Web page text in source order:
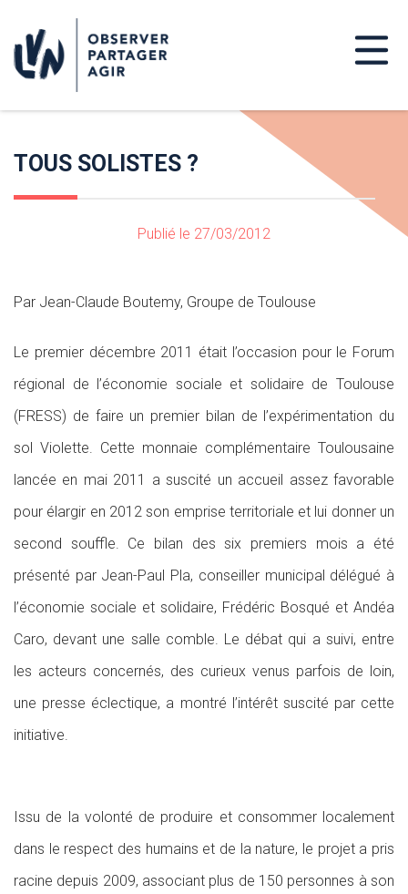
TOUS SOLISTES ?
Publié le 27/03/2012
Par Jean-Claude Boutemy, Groupe de Toulouse
Le premier décembre 2011 était l’occasion pour le Forum
régional de l’économie sociale et solidaire de Toulouse
(FRESS) de faire un premier bilan de l’expérimentation du
sol Violette. Cette monnaie complémentaire Toulousaine
lancée en mai 2011 a suscité un accueil assez favorable
pour élargir en 2012 son emprise territoriale et lui donner un
second souffle. Ce bilan des six premiers mois a été
présenté par Jean-Paul Pla, conseiller municipal délégué à
l’économie sociale et solidaire, Frédéric Bosqué et Andéa
Caro, devant une salle comble. Le débat qui a suivi, entre
les acteurs concernés, des curieux venus parfois de loin,
une presse éclectique, a montré l’intérêt suscité par cette
initiative.
Issu de la volonté de produire et consommer localement
dans le respect des humains et de la nature, le projet a pris
racine depuis 2009, associant plus de 150 personnes à son